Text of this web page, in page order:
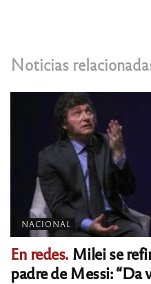
Noticias
NACIONAL
En redes. Milei se
padre de Messi: “Da